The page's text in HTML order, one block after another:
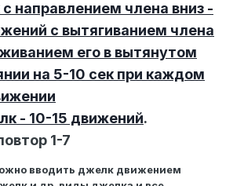
направлением члена вниз -
c вытягиванием члена
его в вытянутом
на 5-10 сек при каждом
- 10-15 движений.
1-7
вводить джелк движением